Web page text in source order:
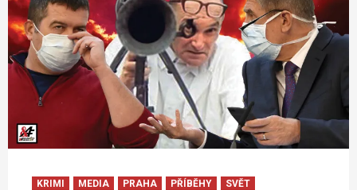
KRIMI MEDIA PRAHA PŘÍBĚHY SVĚT